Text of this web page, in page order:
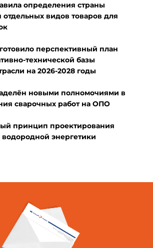
определения страны
видов товаров для
перспективный план
технической базы
на 2026-2028 годы
новыми полномочиями в
сварочных работ на ОПО
принцип проектирования
энергетики